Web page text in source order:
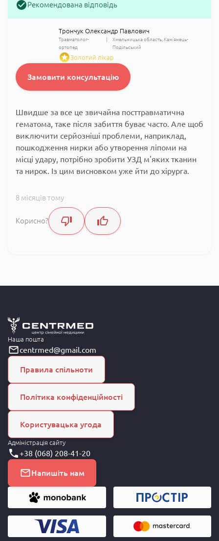
Рекомендована відповідь
Трончук Олександр Павлович
Травматолог-
ортопед
Хмельницька область Кам'янець-
Подільський
Золотий лікар
Замовити консультацію
Швидше за все це звичайна посттравматична
гематома, таке після забиття буває часто. Але щоб
виключити серйозніші проблеми, наприклад,
пошкодження нирки або утворення ліпоми на
місці удару, потрібно зробити УЗД м'яких тканин
та нирок. Із цим висновком уже йти до хірурга.
8 місяців тому
Корисно?
Наша пошта
centrmed@gmail.com
Правила спільноти
Політика конфіденційності
Користувацька угода
Адміністрація сайту
+38 (068) 208-41-20
Напишіть нам